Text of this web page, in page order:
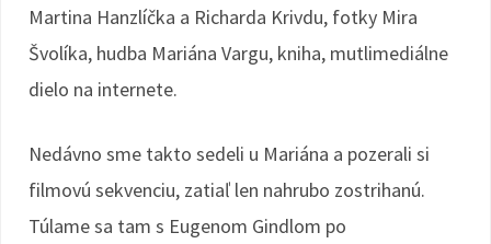
Martina Hanzlíčka a Richarda Krivdu, fotky Mira
Švolíka, hudba Mariána Vargu, kniha, mutlimediálne
dielo na internete.
Nedávno sme takto sedeli u Mariána a pozerali si
filmovú sekvenciu, zatiaľ len nahrubo zostrihanú.
Túlame sa tam s Eugenom Gindlom po